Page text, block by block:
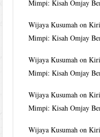
Mimpi: Kisah Omjay
Wijaya Kusumah on
Mimpi: Kisah Omjay
Wijaya Kusumah on
Mimpi: Kisah Omjay
Wijaya Kusumah on
Mimpi: Kisah Omjay
Wijaya Kusumah on